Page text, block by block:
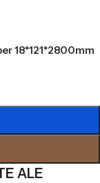
18*121*2800mm
ALE